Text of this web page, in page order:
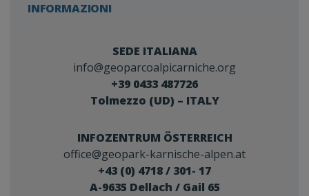
INFORMAZIONI
SEDE ITALIANA
info@geoparcoalpicarniche.org
+39 0433 487726
Tolmezzo (UD) – ITALY
INFOZENTRUM ÖSTERREICH
office@geopark-karnische-alpen.at
+43 (0) 4718 / 301- 17
A-9635 Dellach / Gail 65